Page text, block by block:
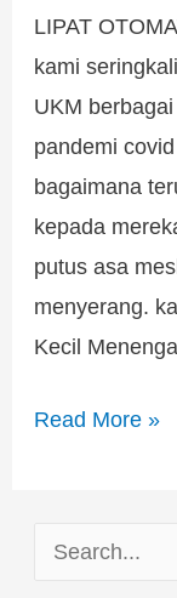
LIPAT
kami
UKM
pandemi
bagaimana
kepada
putus asa
menyerang.
Kecil
Read More »